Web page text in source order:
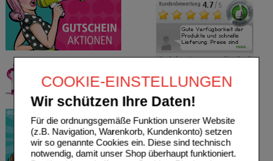
COOKIE-EINSTELLUNGEN
Wir schützen Ihre Daten!
Für die ordnungsgemäße Funktion unserer Website
(z.B. Navigation, Warenkorb, Kundenkonto) setzen
wir so genannte Cookies ein. Diese sind technisch
notwendig, damit unser Shop überhaupt funktioniert.